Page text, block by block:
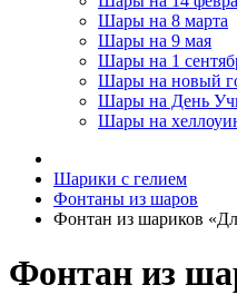
Шары на 8 марта
Шары на 9 мая
Шары на 1
Шары на новый
Шары на День
Шары на
Шарики с гелием
Фонтаны из шаров
Фонтан из шариков
Фонтан из